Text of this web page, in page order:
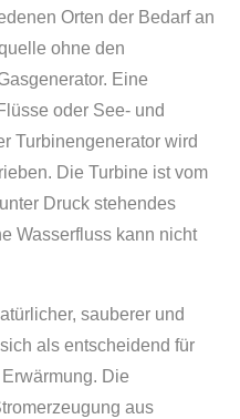
Orten der Bedarf an
ohne den
Eine
oder See- und
Turbinengenerator wird
Die Turbine ist vom
Druck stehendes
Wasserfluss kann nicht
sauberer und
als entscheidend für
Die
aus